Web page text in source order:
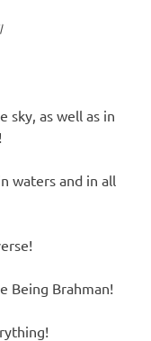
sky, as well as in
waters and in all
Being Brahman!